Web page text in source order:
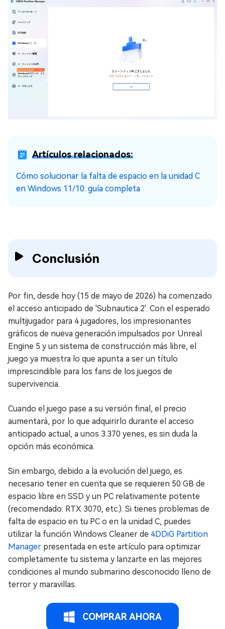
Artículos relacionados:
Cómo solucionar la falta de espacio en la unidad C
en Windows 11/10: guía completa
Conclusión
Por fin, desde hoy (15 de mayo de 2026) ha comenzado
el acceso anticipado de 'Subnautica 2'. Con el esperado
multijugador para 4 jugadores, los impresionantes
gráficos de nueva generación impulsados por Unreal
Engine 5 y un sistema de construcción más libre, el
juego ya muestra lo que apunta a ser un título
imprescindible para los fans de los juegos de
supervivencia.
Cuando el juego pase a su versión final, el precio
aumentará, por lo que adquirirlo durante el acceso
anticipado actual, a unos 3.370 yenes, es sin duda la
opción más económica.
Sin embargo, debido a la evolución del juego, es
necesario tener en cuenta que se requieren 50 GB de
espacio libre en SSD y un PC relativamente potente
(recomendado: RTX 3070, etc.). Si tienes problemas de
falta de espacio en tu PC o en la unidad C, puedes
utilizar la función Windows Cleaner de 4DDiG Partition
Manager presentada en este artículo para optimizar
completamente tu sistema y lanzarte en las mejores
condiciones al mundo submarino desconocido lleno de
terror y maravillas.
COMPRAR AHORA